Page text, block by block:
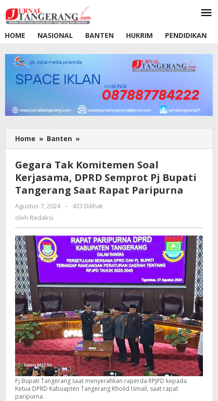
ke
konten
HOME
NASIONAL BANTEN HUKRIM PENDIDIKAN
Home » Banten »
Tak
Soal
Kerjasama,
DPRD
Pj
Tangerang
Saat
Rapat
Paripurna
Gegara Tak Komitemen Soal
Kerjasama, DPRD Semprot Pj Bupati
Tangerang Saat Rapat Paripurna
Agustus 7, 2024
oleh
-
433 Dilihat
oleh Redaksi
Pj Bupati Tangerang saat menyerahkan raperda RPJPD kepada
Ketua DPRD Kabuapten Tangerang Kholid Ismail, saat rapat
paripurna.